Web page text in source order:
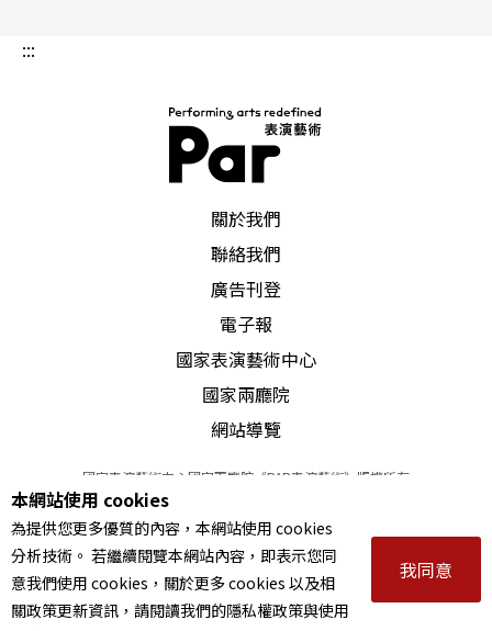
:::
關於我們
聯絡我們
廣告刊登
電子報
國家表演藝術中心
國家兩廳院
網站導覽
國家表演藝術中心國家兩廳院《PAR表演藝術》版權所有
© 2022Performing arts redefined. All Rights Reserved
統一編號 Tax Id number 00973926
本站所提供相關演出資訊，如有異動應以主辦單位公告為準。
服務條款｜隱私權聲明｜著作權聲明
本網站使用 cookies
為提供您更多優質的內容，本網站使用 cookies
分析技術。 若繼續閱覽本網站內容，即表示您同
意我們使用 cookies，關於更多 cookies 以及相
關政策更新資訊，請閱讀我們的隱私權政策與使用
我同意